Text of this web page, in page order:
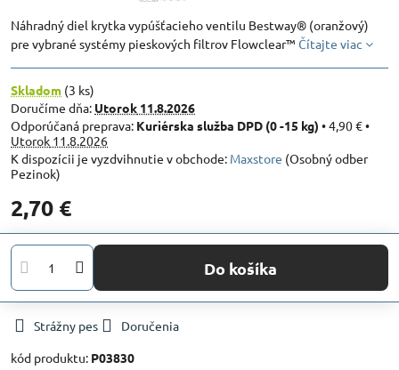
Náhradný diel krytka vypúšťacieho ventilu Bestway® (oranžový)
pre vybrané systémy pieskových filtrov Flowclear™ Čítajte viac
Skladom (3 ks)
Doručíme dňa: Utorok 11.8.2026
Kuriérska služba DPD (0 -15 kg) •4,90 €•
Utorok 11.8.2026
Maxstore (Osobný odber
Pezinok)
2,70 €
Do košíka
Strážny pes
Doručenia
kód produktu: P03830